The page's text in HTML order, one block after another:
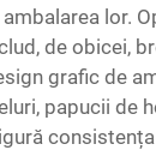
lor.
de obicei,
grafic de
papucii de